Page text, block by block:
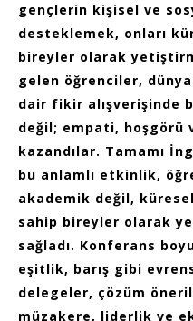
gençlerin kişisel ve
desteklemek, onları
bireyler olarak
gelen öğrenciler,
dair fikir alışverişinde
değil; empati, hoşgörü
kazandılar. Tamamı
bu anlamlı etkinlik,
akademik değil,
sahip bireyler olarak
sağladı. Konferans
eşitlik, barış gibi
delegeler, çözüm
müzakere, liderlik ve